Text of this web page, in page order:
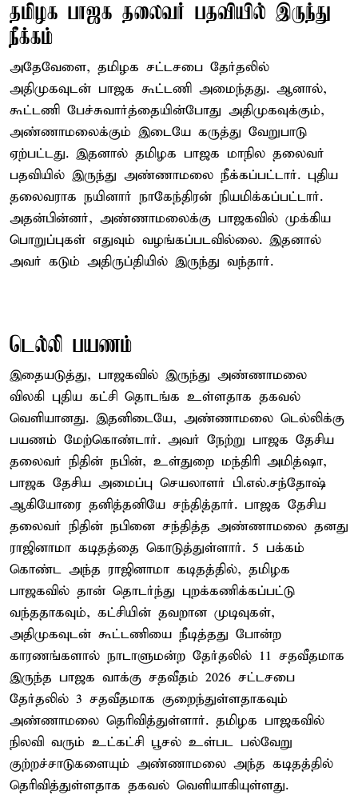
தமிழக பாஜக தலைவர் பதவியில் இருந்து
நீக்கம்
அதேவேளை, தமிழக சட்டசபை தேர்தலில்
அதிமுகவுடன் பாஜக கூட்டணி அமைந்தது. ஆனால்,
கூட்டணி பேச்சுவார்த்தையின்போது அதிமுகவுக்கும்,
அண்ணாமலைக்கும் இடையே கருத்து வேறுபாடு
ஏற்பட்டது. இதனால் தமிழக பாஜக மாநில தலைவர்
பதவியில் இருந்து அண்ணாமலை நீக்கப்பட்டார். புதிய
தலைவராக நயினார் நாகேந்திரன் நியமிக்கப்பட்டார்.
அதன்பின்னர், அண்ணாமலைக்கு பாஜகவில் முக்கிய
பொறுப்புகள் எதுவும் வழங்கப்படவில்லை. இதனால்
அவர் கடும் அதிருப்தியில் இருந்து வந்தார்.
டெல்லி பயணம்
இதையடுத்து, பாஜகவில் இருந்து அண்ணாமலை
விலகி புதிய கட்சி தொடங்க உள்ளதாக தகவல்
வெளியானது. இதனிடையே, அண்ணாமலை டெல்லிக்கு
பயணம் மேற்கொண்டார். அவர் நேற்று பாஜக தேசிய
தலைவர் நிதின் நபின், உள்துறை மந்திரி அமித்ஷா,
பாஜக தேசிய அமைப்பு செயலாளர் பி.எல்.சந்தோஷ்
ஆகியோரை தனித்தனியே சந்தித்தார். பாஜக தேசிய
தலைவர் நிதின் நபினை சந்தித்த அண்ணாமலை தனது
ராஜினாமா கடிதத்தை கொடுத்துள்ளார். 5 பக்கம்
கொண்ட அந்த ராஜினாமா கடிதத்தில், தமிழக
பாஜகவில் தான் தொடர்ந்து புறக்கணிக்கப்பட்டு
வந்ததாகவும், கட்சியின் தவறான முடிவுகள்,
அதிமுகவுடன் கூட்டணியை நீடித்தது போன்ற
காரணங்களால் நாடாளுமன்ற தேர்தலில் 11 சதவீதமாக
இருந்த பாஜக வாக்கு சதவீதம் 2026 சட்டசபை
தேர்தலில் 3 சதவீதமாக குறைந்துள்ளதாகவும்
அண்ணாமலை தெரிவித்துள்ளார். தமிழக பாஜகவில்
நிலவி வரும் உட்கட்சி பூசல் உள்பட பல்வேறு
குற்றச்சாடுகளையும் அண்ணாமலை அந்த கடிதத்தில்
தெரிவித்துள்ளதாக தகவல் வெளியாகியுள்ளது.